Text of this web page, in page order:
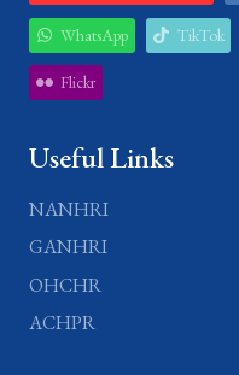
WhatsApp TikTok
Flickr
Useful Links
NANHRI
GANHRI
OHCHR
ACHPR